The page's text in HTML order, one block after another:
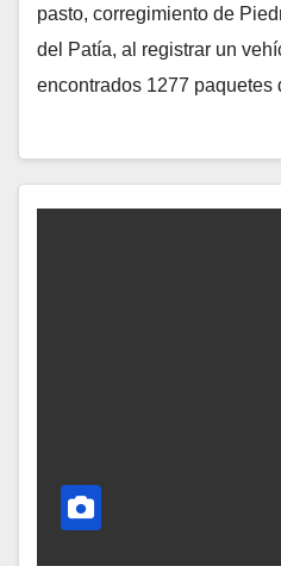
pasto, corregimiento de
del Patía, al registrar un
encontrados 1277